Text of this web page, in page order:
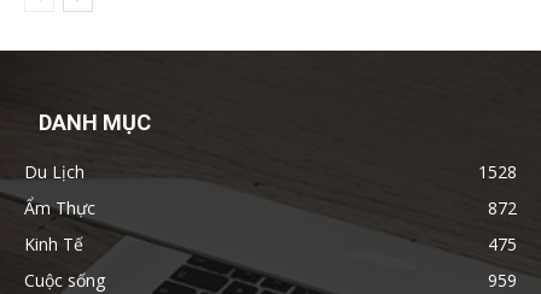
DANH MỤC
Du Lịch
1528
Ẩm Thực
872
Kinh Tế
475
Cuộc sống
959